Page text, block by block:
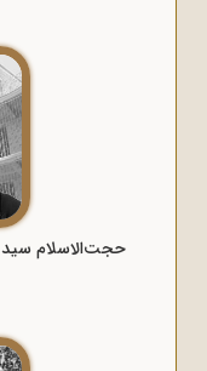
حجت‌الاسلام سید